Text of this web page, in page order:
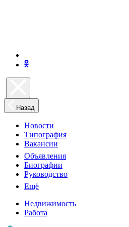
Назад
Новости
Типография
Вакансии
Объявления
Биографии
Руководство
Ещё
Недвижимость
Работа